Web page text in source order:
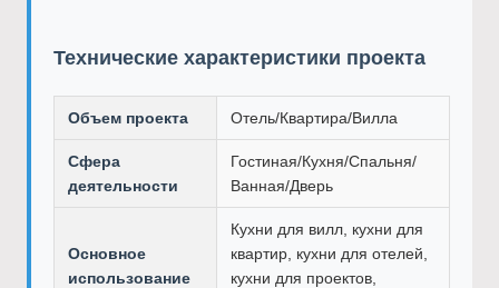
Технические характеристики проекта
Объем проекта Отель/Квартира/Вилла
Сфера
деятельности
Гостиная/Кухня/Спальня/
Ванная/Дверь
Основное
использование
Кухни для вилл, кухни для
квартир, кухни для отелей,
кухни для проектов,